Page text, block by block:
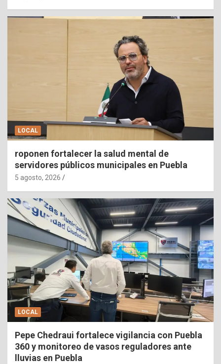
LOCAL
roponen fortalecer la salud mental de
servidores públicos municipales en Puebla
5 agosto, 2026
LOCAL
Pepe Chedraui fortalece vigilancia con Puebla
360 y monitoreo de vasos reguladores ante
lluvias en Puebla